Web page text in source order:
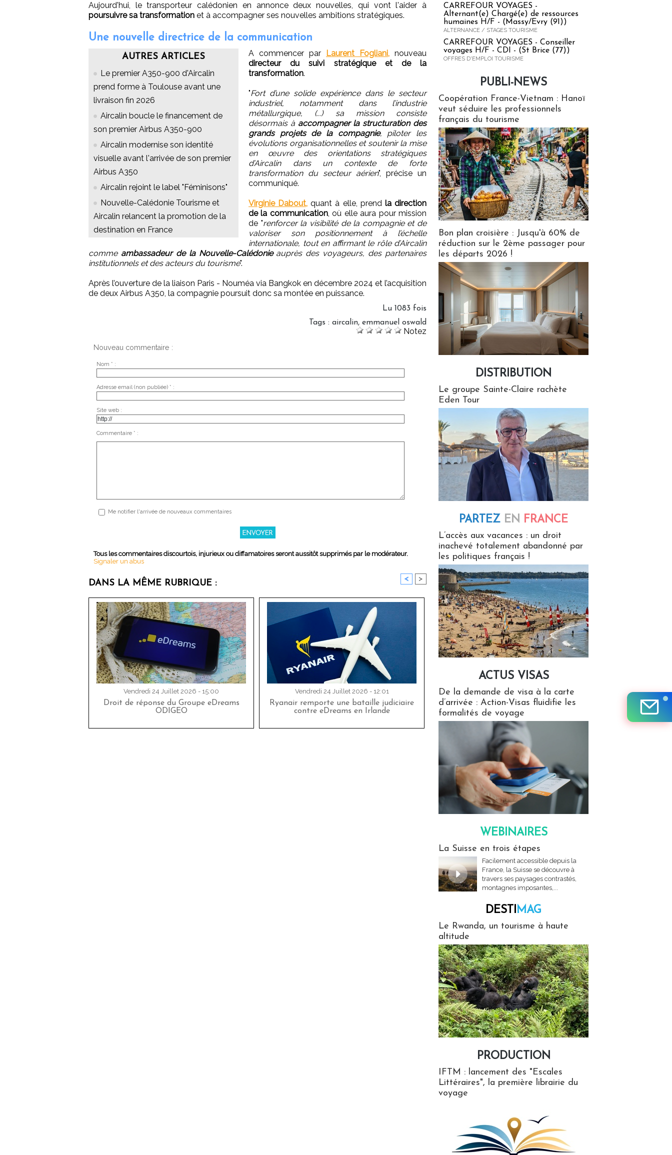
Aujourd'hui, le transporteur calédonien en annonce deux nouvelles, qui vont l'aider à
poursuivre sa transformation et à accompagner ses nouvelles ambitions stratégiques.
Une nouvelle directrice de la communication
AUTRES ARTICLES
Le premier A350-900 d'Aircalin
prend forme à Toulouse avant une
livraison fin 2026
Aircalin boucle le financement de
son premier Airbus A350-900
Aircalin modernise son identité
visuelle avant l'arrivée de son premier
Airbus A350
Aircalin rejoint le label "Féminisons"
Nouvelle-Calédonie Tourisme et
Aircalin relancent la promotion de la
destination en France
A commencer par Laurent Fogliani, nouveau
directeur du suivi stratégique et de la
transformation.
"Fort d’une solide expérience dans le secteur
industriel, notamment dans l’industrie
métallurgique, (...) sa mission consiste
désormais à accompagner la structuration des
grands projets de la compagnie, piloter les
évolutions organisationnelles et soutenir la mise
en œuvre des orientations stratégiques
d’Aircalin dans un contexte de forte
transformation du secteur aérien", précise un
communiqué.
Virginie Dabout, quant à elle, prend la direction
de la communication, où elle aura pour mission
de "renforcer la visibilité de la compagnie et de
valoriser son positionnement à l’échelle
internationale, tout en affirmant le rôle d’Aircalin
comme ambassadeur de la Nouvelle-Calédonieauprès des voyageurs, des partenaires
institutionnels et des acteurs du tourisme".
Après l’ouverture de la liaison Paris - Nouméa via Bangkok en décembre 2024 et l’acquisition
de deux Airbus A350, la compagnie poursuit donc sa montée en puissance.
Lu 1083 fois
Tags : aircalin, emmanuel oswald
Notez
Nouveau commentaire :
Nom * :
Adresse email (non publiée) * :
Site web :
Commentaire * :
Me notifier l'arrivée de nouveaux commentaires
Tous les commentaires discourtois, injurieux ou diffamatoires seront aussitôt supprimés par le modérateur.
Signaler un abus
DANS LA MÊME RUBRIQUE : < >
Vendredi 24 Juillet 2026 - 15:00
Droit de réponse du Groupe eDreams
ODIGEO
Vendredi 24 Juillet 2026 - 12:01
Ryanair remporte une bataille judiciaire
contre eDreams en Irlande
CARREFOUR VOYAGES -
Alternant(e) Chargé(e) de ressources
humaines H/F - (Massy/Evry (91))
ALTERNANCE / STAGES TOURISME
CARREFOUR VOYAGES - Conseiller
voyages H/F - CDI - (St Brice (77))
OFFRES D'EMPLOI TOURISME
PUBLI-NEWS
Coopération France-Vietnam : Hanoï
veut séduire les professionnels
français du tourisme
Bon plan croisière : Jusqu'à 60% de
réduction sur le 2ème passager pour
les départs 2026 !
DISTRIBUTION
Le groupe Sainte-Claire rachète
Eden Tour
PARTEZ EN FRANCE
L’accès aux vacances : un droit
inachevé totalement abandonné par
les politiques français !
ACTUS VISAS
De la demande de visa à la carte
d’arrivée : Action-Visas fluidifie les
formalités de voyage
WEBINAIRES
La Suisse en trois étapes
Facilement accessible depuis la
France, la Suisse se découvre à
travers ses paysages contrastés,
montagnes imposantes,...
DESTIMAG
Le Rwanda, un tourisme à haute
altitude
PRODUCTION
IFTM : lancement des "Escales
Littéraires", la première librairie du
voyage